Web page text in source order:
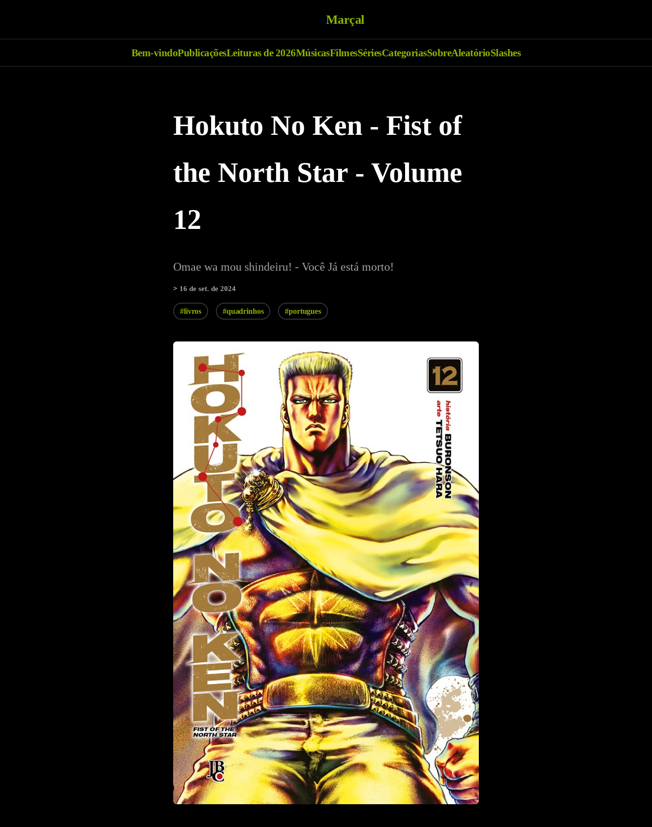
Marçal
Bem-vindoPublicaçõesLeituras de 2026MúsicasFilmesSériesCategoriasSobreAleatórioSlashes
Hokuto No Ken - Fist of
the North Star - Volume
12
Omae wa mou shindeiru! - Você Já está morto!
> 16 de set. de 2024
#livros #quadrinhos #portugues